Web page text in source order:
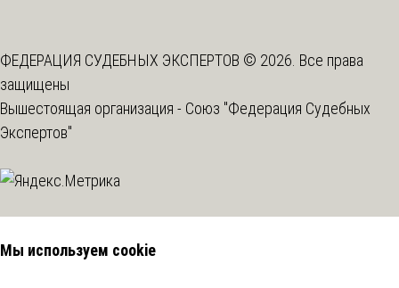
ФЕДЕРАЦИЯ СУДЕБНЫХ ЭКСПЕРТОВ © 2026. Все права
защищены
Вышестоящая организация - Союз "Федерация Судебных
Экспертов"
Мы используем cookie